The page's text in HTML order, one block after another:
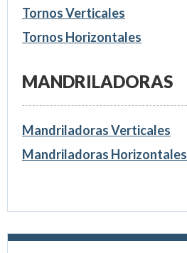
Tornos Verticales
Tornos Horizontales
MANDRILADORAS
Mandriladoras Verticales
Mandriladoras Horizontales